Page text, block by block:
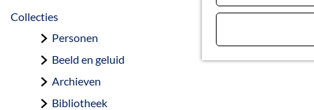
d
Collecties
Personen
Beeld en geluid
Archieven
Bibliotheek